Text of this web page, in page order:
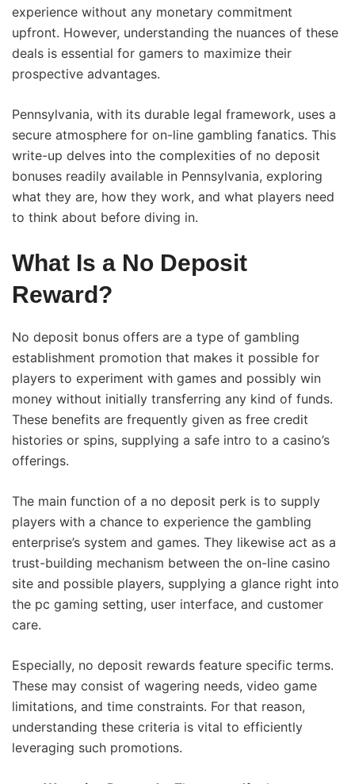
experience without any monetary commitment
upfront. However, understanding the nuances of these
deals is essential for gamers to maximize their
prospective advantages.
Pennsylvania, with its durable legal framework, uses a
secure atmosphere for on-line gambling fanatics. This
write-up delves into the complexities of no deposit
bonuses readily available in Pennsylvania, exploring
what they are, how they work, and what players need
to think about before diving in.
What Is a No Deposit
Reward?
No deposit bonus offers are a type of gambling
establishment promotion that makes it possible for
players to experiment with games and possibly win
money without initially transferring any kind of funds.
These benefits are frequently given as free credit
histories or spins, supplying a safe intro to a casino’s
offerings.
The main function of a no deposit perk is to supply
players with a chance to experience the gambling
enterprise’s system and games. They likewise act as a
trust-building mechanism between the on-line casino
site and possible players, supplying a glance right into
the pc gaming setting, user interface, and customer
care.
Especially, no deposit rewards feature specific terms.
These may consist of wagering needs, video game
limitations, and time constraints. For that reason,
understanding these criteria is vital to efficiently
leveraging such promotions.